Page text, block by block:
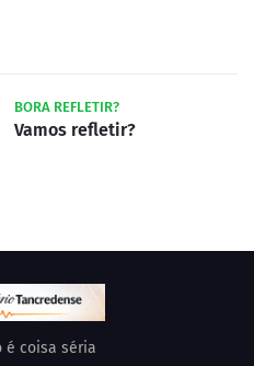
BORA REFLETIR?
Vamos refletir?
é coisa séria